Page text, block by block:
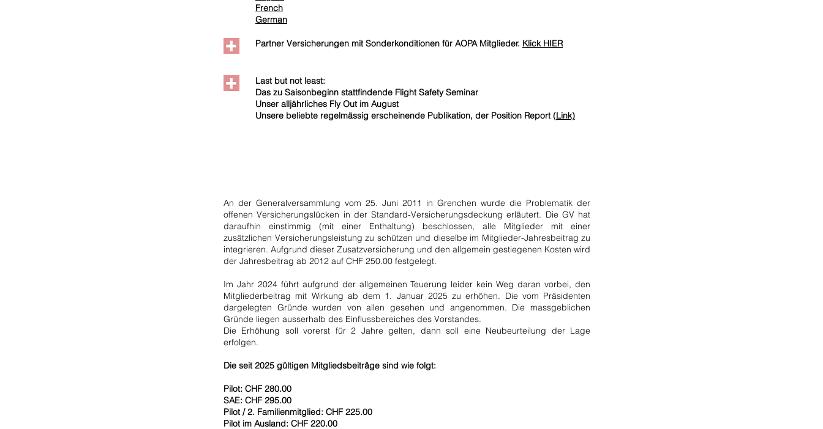
French
German
Partner Versicherungen mit Sonderkonditionen für AOPA Mitglieder. Klick HIER
Last but not least:
Das zu Saisonbeginn stattfindende Flight Safety Seminar
Unser alljährliches Fly Out im August
Unsere beliebte regelmässig erscheinende Publikation, der Position Report (Link)
An der Generalversammlung vom 25. Juni 2011 in Grenchen wurde die Problematik der
offenen Versicherungslücken in der Standard-Versicherungsdeckung erläutert. Die GV hat
daraufhin einstimmig (mit einer Enthaltung) beschlossen, alle Mitglieder mit einer
zusätzlichen Versicherungsleistung zu schützen und dieselbe im Mitglieder-Jahresbeitrag zu
integrieren. Aufgrund dieser Zusatzversicherung und den allgemein gestiegenen Kosten wird
der Jahresbeitrag ab 2012 auf CHF 250.00 festgelegt.
Im Jahr 2024 führt aufgrund der allgemeinen Teuerung leider kein Weg daran vorbei, den
Mitgliederbeitrag mit Wirkung ab dem 1. Januar 2025 zu erhöhen. ​Die vom Präsidenten
dargelegten Gründe wurden von allen gesehen und angenommen. Die massgeblichen
Gründe liegen ausserhalb des Einflussbereiches des Vorstandes.
Die Erhöhung soll vorerst für 2 Jahre gelten, dann soll eine Neubeurteilung der Lage
erfolgen.
Die seit 2025 gültigen Mitgliedsbeiträge sind wie folgt:
Pilot: CHF 280.00
SAE: CHF 295.00
Pilot / 2. Familienmitglied: CHF 225.00
Pilot im Ausland: CHF 220.00